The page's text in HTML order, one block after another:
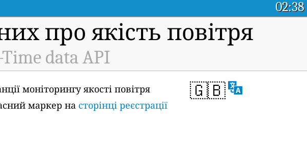
02:38
про якість повітря
data API
🇬🇧
моніторингу якості повітря
маркер на сторінці реєстрації